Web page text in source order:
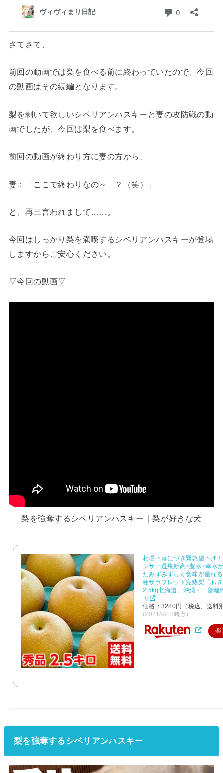
さてさて、
前回の動画では梨を食べる前に終わっていたので、今回
の動画はその続編となります。
梨を剥いて欲しいシベリアンハスキーと妻の攻防戦の動
画でしたが、今回は梨を食べます。
前回の動画が終わり方に妻の方から、
妻 ：「ここで終わりなの～！？（笑）」
と、再三言われまして……。
今回はしっかり梨を満喫するシベリアンハスキーが登場
しますからご安心ください。
▽今回の動画▽
梨を強奪するシベリアンハスキー｜梨が好きな犬
相場下落につき緊急値下げ
ンサー選果新高×豊水×幸水
たみずみずしく食味が優れ
種サラブレット完熟梨「あ
2.5kg北海道、沖縄・一部離
可
価格：3280円（税込、送料
(2021/9/18時点)
楽
梨を強奪するシベリアンハスキー